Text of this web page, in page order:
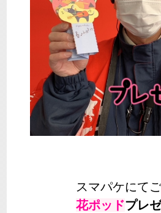
スマパケにて
花ポッドプレ